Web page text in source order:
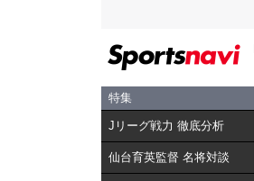
特集
Jリーグ戦力 徹底分析
仙台育英監督 名将対談